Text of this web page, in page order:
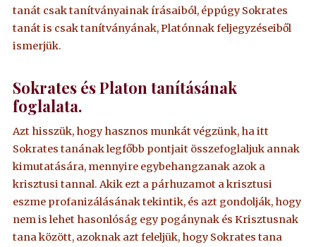
tanát csak tanítványainak írásaiból, éppúgy Sokrates
tanát is csak tanítványának, Platónnak feljegyzéseiből
ismerjük.
Sokrates és Platon tanításának
foglalata.
Azt hisszük, hogy hasznos munkát végzünk, ha itt
Sokrates tanának legfőbb pontjait összefoglaljuk annak
kimutatására, mennyire egybehangzanak azok a
krisztusi tannal. Akik ezt a párhuzamot a krisztusi
eszme profanizálásának tekintik, és azt gondolják, hogy
nem is lehet hasonlóság egy pogánynak és Krisztusnak
tana között, azoknak azt feleljük, hogy Sokrates tana